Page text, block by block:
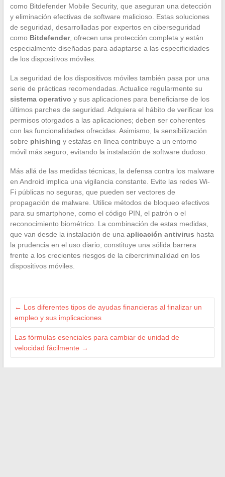
como Bitdefender Mobile Security, que aseguran una detección
y eliminación efectivas de software malicioso. Estas soluciones
de seguridad, desarrolladas por expertos en ciberseguridad
como Bitdefender, ofrecen una protección completa y están
especialmente diseñadas para adaptarse a las especificidades
de los dispositivos móviles.
La seguridad de los dispositivos móviles también pasa por una
serie de prácticas recomendadas. Actualice regularmente su
sistema operativo y sus aplicaciones para beneficiarse de los
últimos parches de seguridad. Adquiera el hábito de verificar los
permisos otorgados a las aplicaciones; deben ser coherentes
con las funcionalidades ofrecidas. Asimismo, la sensibilización
sobre phishing y estafas en línea contribuye a un entorno
móvil más seguro, evitando la instalación de software dudoso.
Más allá de las medidas técnicas, la defensa contra los malware
en Android implica una vigilancia constante. Evite las redes Wi-
Fi públicas no seguras, que pueden ser vectores de
propagación de malware. Utilice métodos de bloqueo efectivos
para su smartphone, como el código PIN, el patrón o el
reconocimiento biométrico. La combinación de estas medidas,
que van desde la instalación de una aplicación antivirus hasta
la prudencia en el uso diario, constituye una sólida barrera
frente a los crecientes riesgos de la cibercriminalidad en los
dispositivos móviles.
← Los diferentes tipos de ayudas financieras al finalizar un
empleo y sus implicaciones
Las fórmulas esenciales para cambiar de unidad de
velocidad fácilmente →